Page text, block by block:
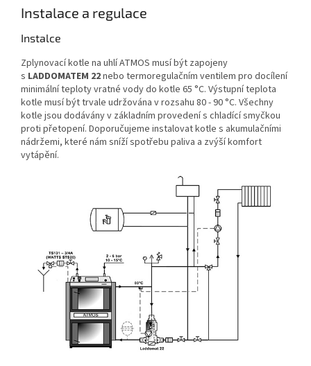
Instalace a regulace
Instalce
Zplynovací kotle na uhlí ATMOS musí být zapojeny
s LADDOMATEM 22nebo termoregulačním ventilem pro docílení
minimální teploty vratné vody do kotle 65 °C. Výstupní teplota
kotle musí být trvale udržována v rozsahu 80 - 90 °C. Všechny
kotle jsou dodávány v základním provedení s chladící smyčkou
proti přetopení. Doporučujeme instalovat kotle s akumulačními
nádržemi, které nám sníží spotřebu paliva a zvýší komfort
vytápění.